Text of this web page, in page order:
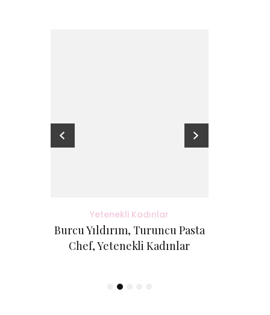
Yetenekli Kadınlar
Burcu Yıldırım, Turuncu Pasta
Chef, Yetenekli Kadınlar